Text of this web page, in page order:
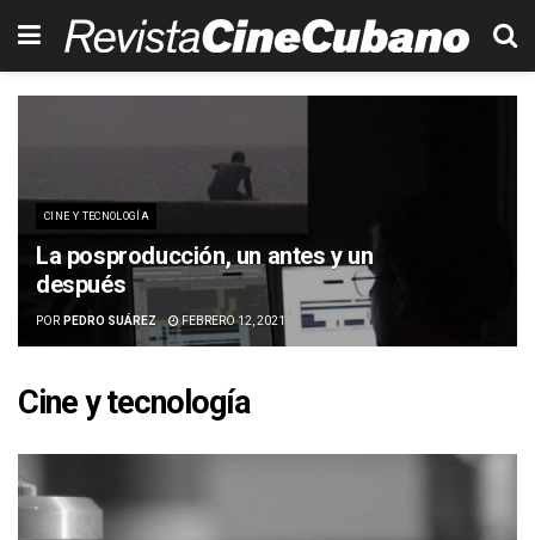
CINE Y TECNOLOGÍA
La posproducción, un antes y un
después
POR PEDRO SUÁREZ FEBRERO 12, 2021
Cine y tecnología